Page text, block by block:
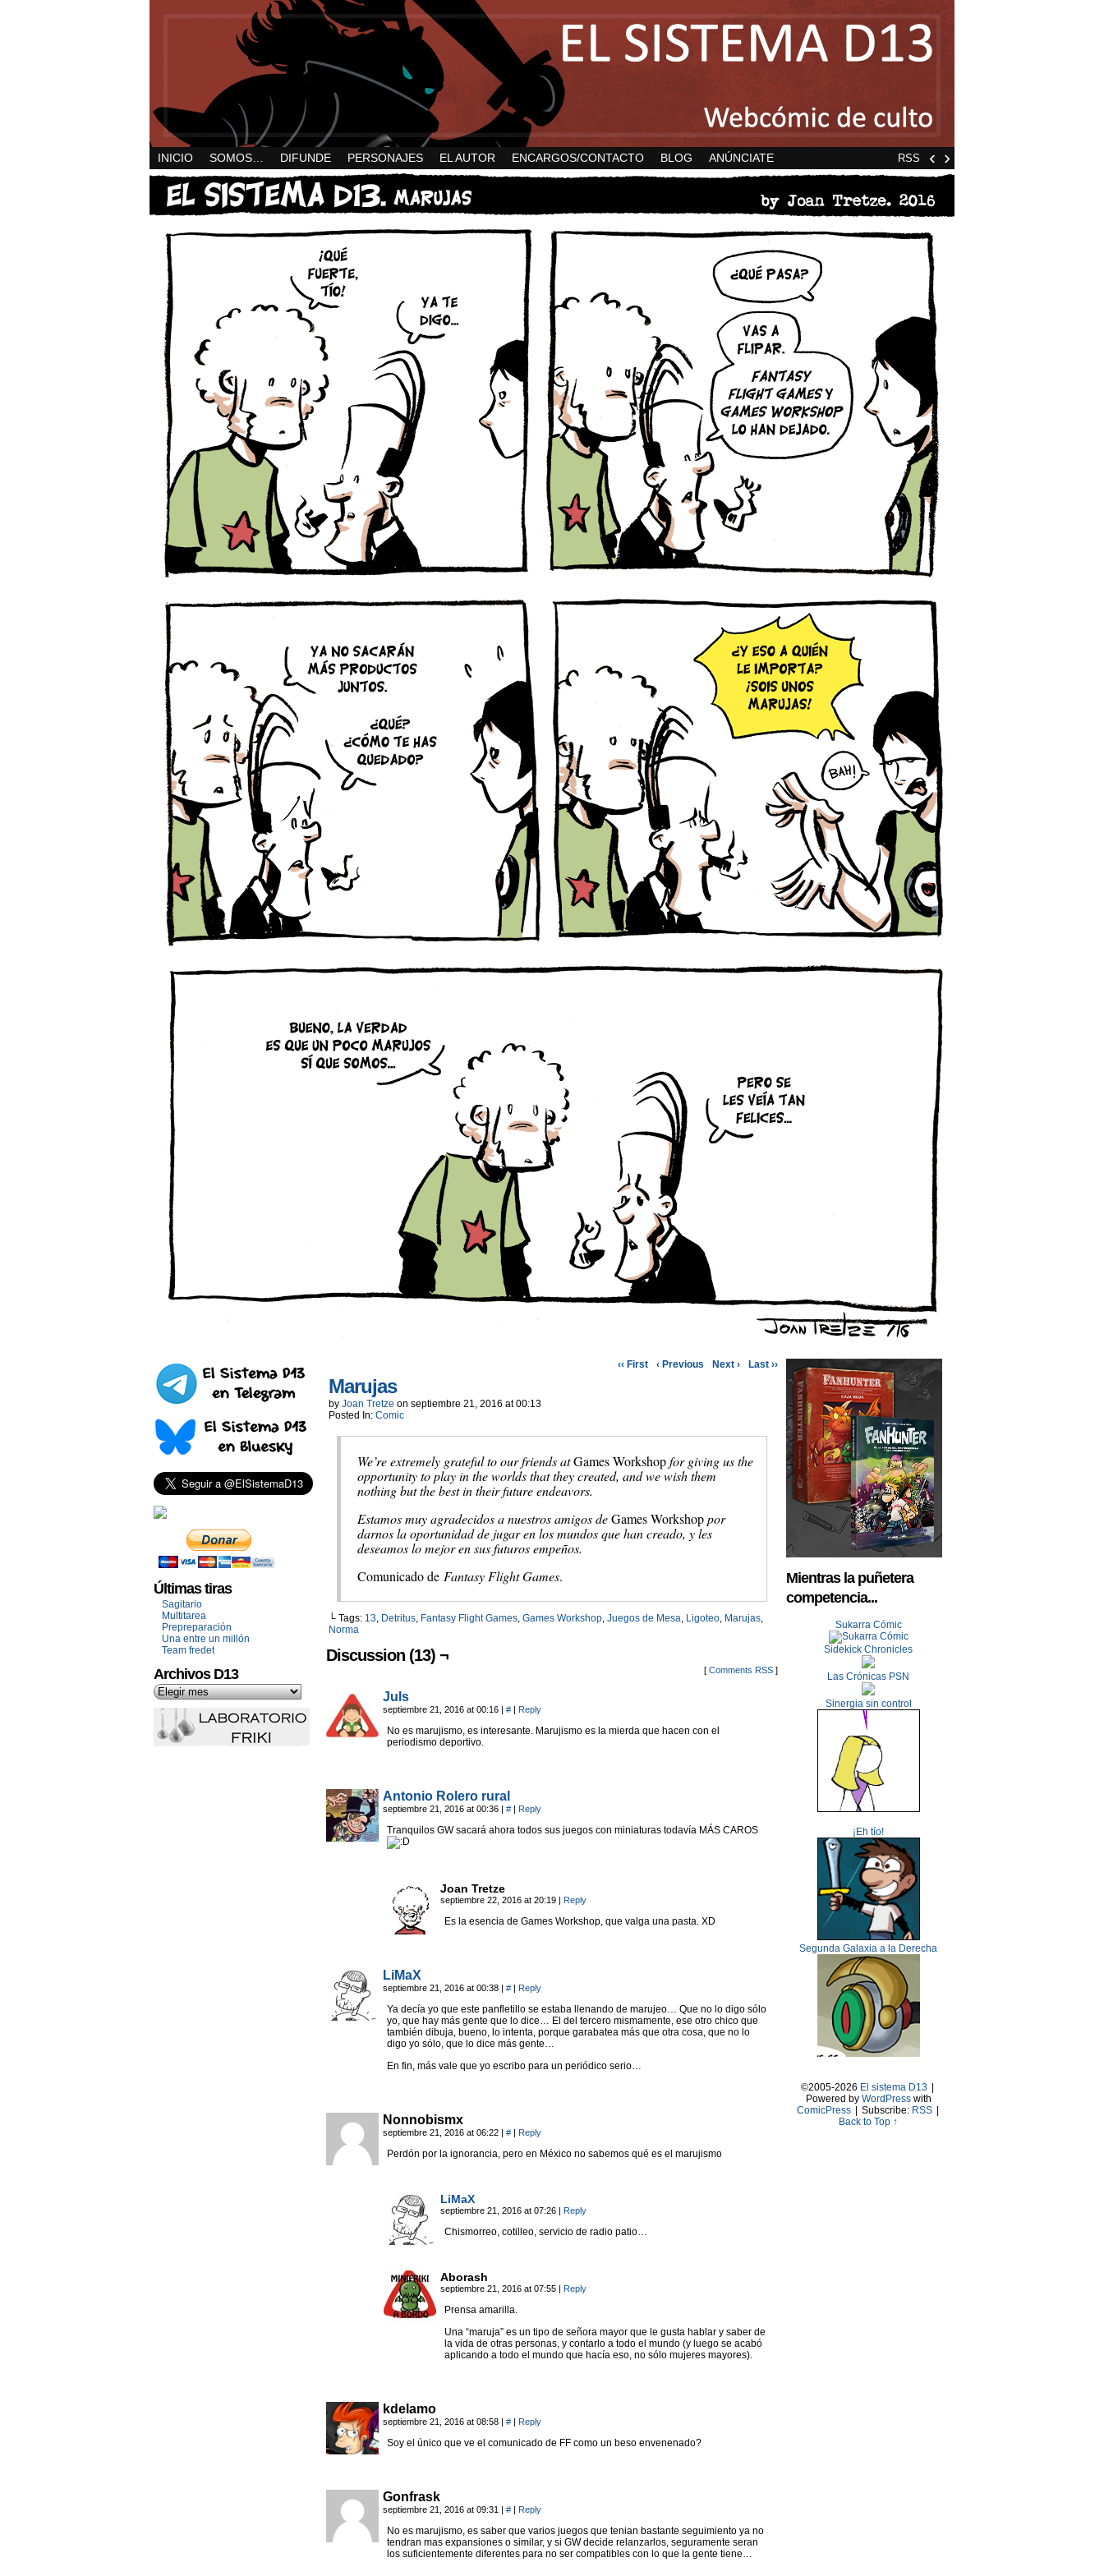
RSS ‹ ›
INICIO SOMOS… DIFUNDE PERSONAJES EL AUTOR ENCARGOS/CONTACTO BLOG ANÚNCIATE
Últimas tiras
Sagitario
Multitarea
Prepreparación
Una entre un millón
Team fredet
Archivos D13
‹‹ First ‹ Previous Next › Last ››
Marujas
by Joan Tretze on septiembre 21, 2016 at00:13
Posted In: Comic
We’re extremely grateful to our friends atGames Workshopfor giving us the
opportunity to play in the worlds that they created, and we wish them
nothing but the best in their future endeavors.
Estamos muy agradecidos a nuestros amigos deGames Workshoppor
darnos la oportunidad de jugar en los mundos que han creado, y les
deseamos lo mejor en sus futuros empeños.
Comunicado de Fantasy Flight Games.
└ Tags: 13, Detritus, Fantasy Flight Games, Games Workshop, Juegos de Mesa, Ligoteo, Marujas,
Norma
Discussion (13) ¬
[ Comments RSS ]
Juls
septiembre 21, 2016 at 00:16 | # | Reply
No es marujismo, es interesante. Marujismo es la mierda que hacen con el
periodismo deportivo.
Antonio Rolero rural
septiembre 21, 2016 at 00:36 | # | Reply
Tranquilos GW sacará ahora todos sus juegos con miniaturas todavía MÁS CAROS
Joan Tretze
septiembre 22, 2016 at 20:19 | Reply
Es la esencia de Games Workshop, que valga una pasta. XD
LiMaX
septiembre 21, 2016 at 00:38 | # | Reply
Ya decía yo que este panfletillo se estaba llenando de marujeo… Que no lo digo sólo
yo, que hay más gente que lo dice… El del tercero mismamente, ese otro chico que
también dibuja, bueno, lo intenta, porque garabatea más que otra cosa, que no lo
digo yo sólo, que lo dice más gente…
En fin, más vale que yo escribo para un periódico serio…
Nonnobismx
septiembre 21, 2016 at 06:22 | # | Reply
Perdón por la ignorancia, pero en México no sabemos qué es el marujismo
LiMaX
septiembre 21, 2016 at 07:26 | Reply
Chismorreo, cotilleo, servicio de radio patio…
Aborash
septiembre 21, 2016 at 07:55 | Reply
Prensa amarilla.
Una “maruja” es un tipo de señora mayor que le gusta hablar y saber de
la vida de otras personas, y contarlo a todo el mundo (y luego se acabó
aplicando a todo el mundo que hacía eso, no sólo mujeres mayores).
kdelamo
septiembre 21, 2016 at 08:58 | # | Reply
Soy el único que ve el comunicado de FF como un beso envenenado?
Gonfrask
septiembre 21, 2016 at 09:31 | # | Reply
No es marujismo, es saber que varios juegos que tenian bastante seguimiento ya no
tendran mas expansiones o similar, y si GW decide relanzarlos, seguramente seran
los suficientemente diferentes para no ser compatibles con lo que la gente tiene…
Mientras la puñetera
competencia...
Sukarra Cómic
Sidekick Chronicles
Las Crónicas PSN
Sinergia sin control
¡Eh tío!
Segunda Galaxia a la Derecha
©2005-2026 El sistema D13
Powered by WordPresswith
ComicPress
Subscribe: RSS
Back to Top ↑